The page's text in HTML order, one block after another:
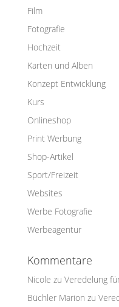
Film
Fotografie
Hochzeit
Karten und Alben
Konzept Entwicklung
Kurs
Onlineshop
Print Werbung
Shop-Artikel
Sport/Freizeit
Websites
Werbe Fotografie
Werbeagentur
Kommentare
Nicole zu Veredelung
Büchler Marion zu